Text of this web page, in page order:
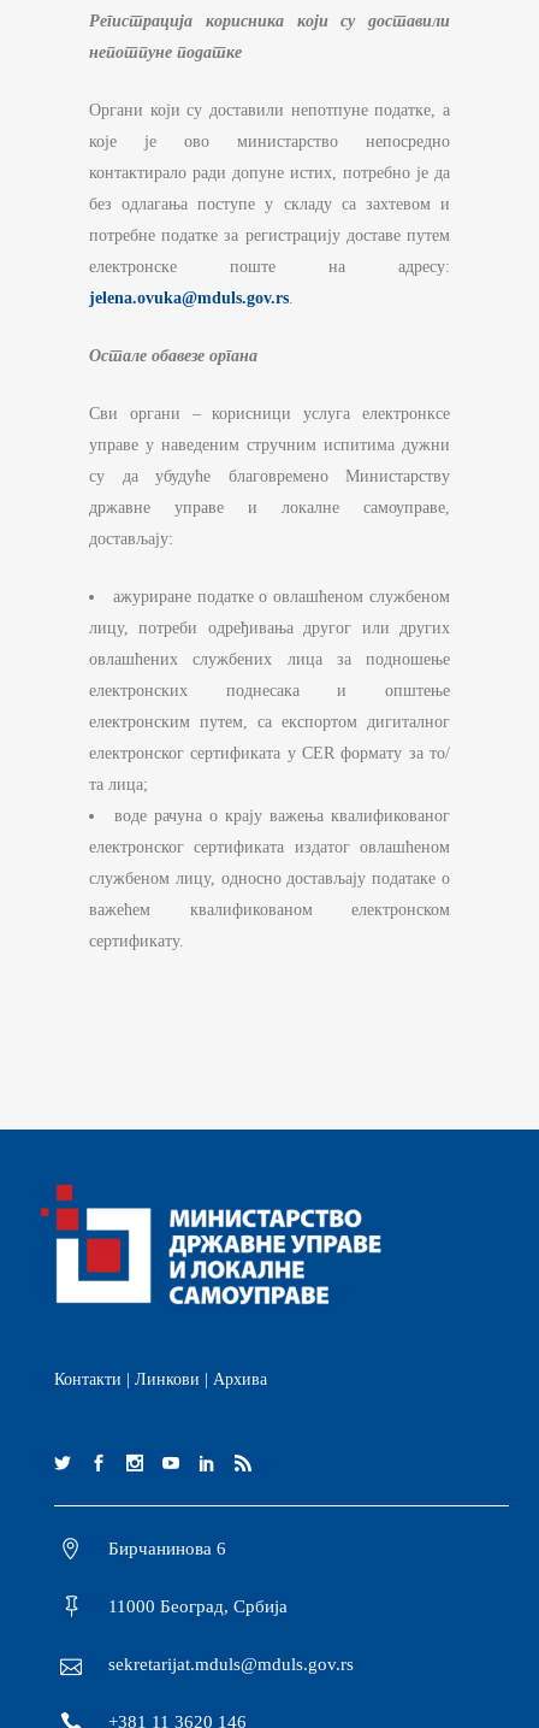
Регистрација корисника који су доставили
непотпуне податке
Органи који су доставили непотпуне податке, а
које је ово министарство непосредно
контактирало ради допуне истих, потребно је да
без одлагања поступе у складу са захтевом и
потребне податке за регистрацију доставе путем
електронске поште на адресу:
jelena.ovuka@mduls.gov.rs.
Остале обавезе органа
Сви органи – корисници услуга електронксе
управе у наведеним стручним испитима дужни
су да убудуће благовремено Министарству
државне управе и локалне самоуправе,
достављају:
ажуриране податке о овлашћеном службеном
лицу, потреби одређивања другог или других
овлашћених службених лица за подношење
електронских поднесака и општење
електронским путем, са експортом дигиталног
електронског сертификата у CER формату за то/
та лица;
воде рачуна о крају важења квалификованог
електронског сертификата издатог овлашћеном
службеном лицу, односно достављају податаке о
важећем квалификованом електронском
сертификату.
Контакти Линкови Архива
Бирчанинова 6
11000 Београд, Србија
sekretarijat.mduls@mduls.gov.rs
+381 11 3620 146